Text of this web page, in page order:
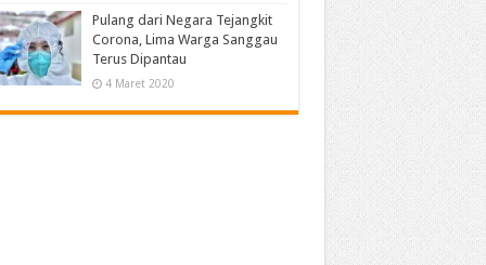
Pulang dari Negara Tejangkit
Corona, Lima Warga Sanggau
Terus Dipantau
4 Maret 2020